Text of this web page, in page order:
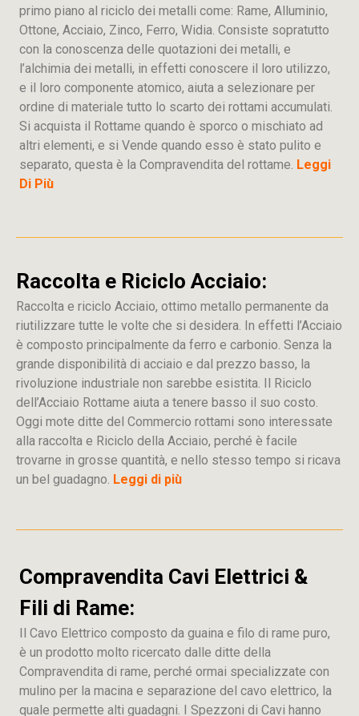
primo piano al riciclo dei metalli come: Rame, Alluminio,
Ottone, Acciaio, Zinco, Ferro, Widia. Consiste sopratutto
con la conoscenza delle quotazioni dei metalli, e
l’alchimia dei metalli, in effetti conoscere il loro utilizzo,
e il loro componente atomico, aiuta a selezionare per
ordine di materiale tutto lo scarto dei rottami accumulati.
Si acquista il Rottame quando è sporco o mischiato ad
altri elementi, e si Vende quando esso è stato pulito e
separato, questa è la Compravendita del rottame. Leggi
Di Più
Raccolta e Riciclo Acciaio:
Raccolta e riciclo Acciaio, ottimo metallo permanente da
riutilizzare tutte le volte che si desidera. In effetti l’Acciaio
è composto principalmente da ferro e carbonio. Senza la
grande disponibilità di acciaio e dal prezzo basso, la
rivoluzione industriale non sarebbe esistita. Il Riciclo
dell’Acciaio Rottame aiuta a tenere basso il suo costo.
Oggi mote ditte del Commercio rottami sono interessate
alla raccolta e Riciclo della Acciaio, perché è facile
trovarne in grosse quantità, e nello stesso tempo si ricava
un bel guadagno. Leggi di più
Compravendita Cavi Elettrici &
Fili di Rame:
Il Cavo Elettrico composto da guaina e filo di rame puro,
è un prodotto molto ricercato dalle ditte della
Compravendita di rame, perché ormai specializzate con
mulino per la macina e separazione del cavo elettrico, la
quale permette alti guadagni. I Spezzoni di Cavi hanno